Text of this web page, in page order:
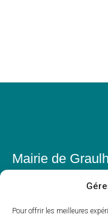
Pour offrir les meilleures
Mairie de